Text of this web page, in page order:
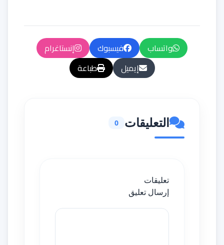
واتساب فيسبوك
إنستاغرام
إيميل
طباعة
التعليقات 0
تعليقات
إرسال تعليق